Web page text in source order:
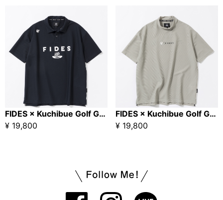
FIDES × Kuchibue Golf Gentleman『マカロニゴルフウエスタン』 MESH TRICOT LOGO POLO / ネイビー【GO/LOOK!限定販売】
¥ 19,800
FIDES × Kuchibue Golf Gentleman『マカロニゴルフウエスタン』MESH TRICOT LOGO MOCK NECK / ベージュ【GO/LOOK!限定販売】
¥ 19,800